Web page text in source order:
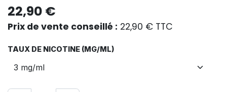
22,90 €
Prix de vente conseillé : 22,90 € TTC
TAUX DE NICOTINE (MG/ML)